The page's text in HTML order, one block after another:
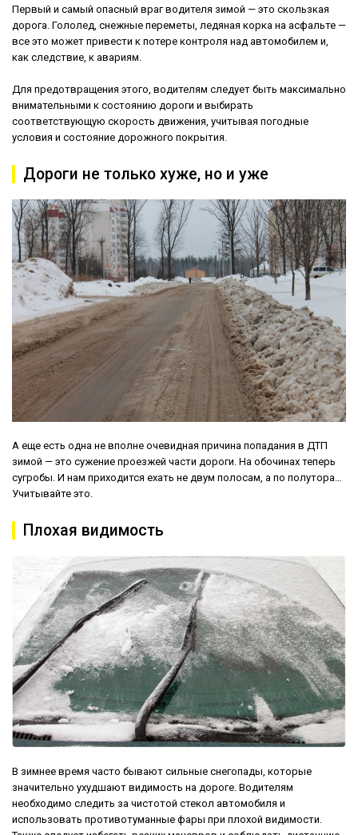
Первый и самый опасный враг водителя зимой — это скользкая
дорога. Гололед, снежные переметы, ледяная корка на асфальте —
все это может привести к потере контроля над автомобилем и,
как следствие, к авариям.
Для предотвращения этого, водителям следует быть максимально
внимательными к состоянию дороги и выбирать
соответствующую скорость движения, учитывая погодные
условия и состояние дорожного покрытия.
Дороги не только хуже, но и уже
А еще есть одна не вполне очевидная причина попадания в ДТП
зимой — это сужение проезжей части дороги. На обочинах теперь
сугробы. И нам приходится ехать не двум полосам, а по полутора…
Учитывайте это.
Плохая видимость
В зимнее время часто бывают сильные снегопады, которые
значительно ухудшают видимость на дороге. Водителям
необходимо следить за чистотой стекол автомобиля и
использовать противотуманные фары при плохой видимости.